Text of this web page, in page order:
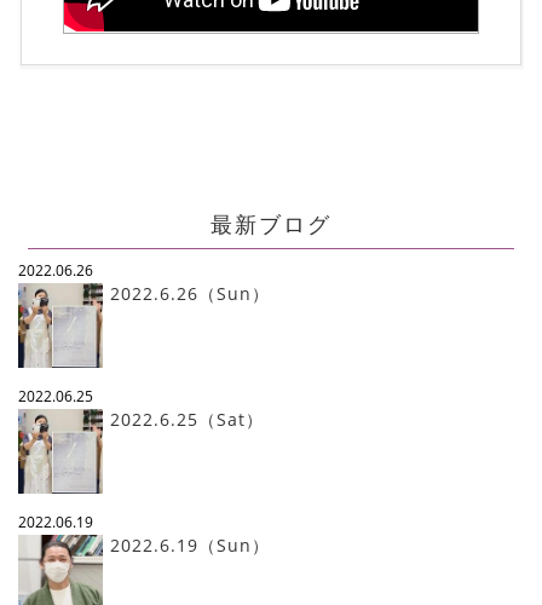
最新ブログ
2022.06.26
2022.6.26（Sun）
2022.06.25
2022.6.25（Sat）
2022.06.19
2022.6.19（Sun）